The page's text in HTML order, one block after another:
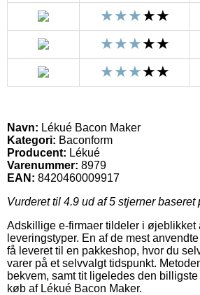
Navn: Lékué Bacon Maker
Kategori: Baconform
Producent: Lékué
Varenummer: 8979
EAN: 8420460009917
Vurderet til 4.9 ud af 5 stjerner baseret
Adskillige e-firmaer tildeler i øjeblikket
leveringstyper. En af de mest
få leveret til en pakkeshop, hvor du
varer på et selvvalgt tidspunkt.
bekvem, samt tit ligeledes den
køb af Lékué Bacon Maker.